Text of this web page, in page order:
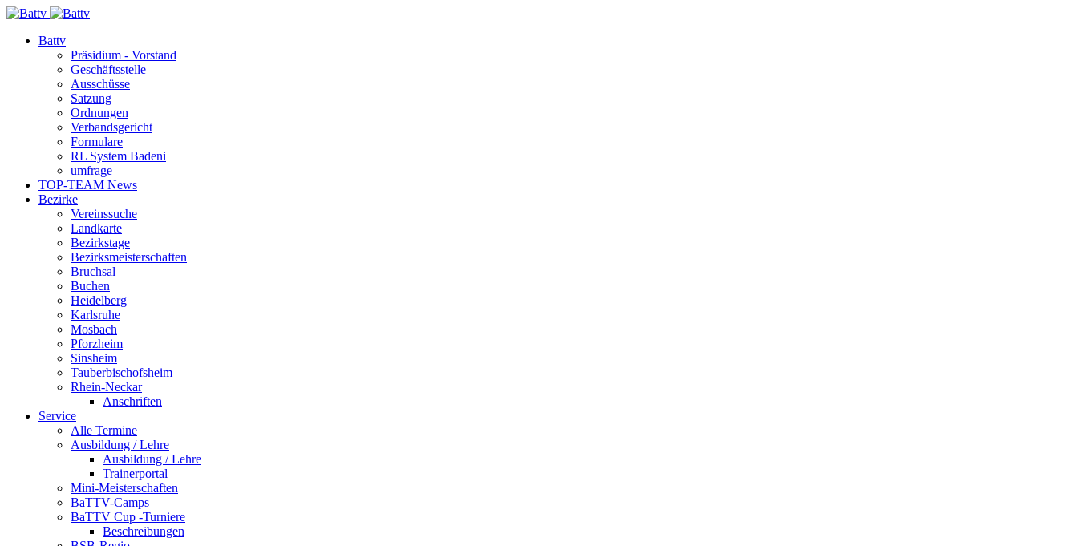
Battv
Präsidium - Vorstand
Geschäftsstelle
Ausschüsse
Satzung
Ordnungen
Verbandsgericht
Formulare
RL System Badeni
umfrage
TOP-TEAM News
Bezirke
Vereinssuche
Landkarte
Bezirkstage
Bezirksmeisterschaften
Bruchsal
Buchen
Heidelberg
Karlsruhe
Mosbach
Pforzheim
Sinsheim
Tauberbischofsheim
Rhein-Neckar
Anschriften
Service
Alle Termine
Ausbildung / Lehre
Ausbildung / Lehre
Trainerportal
Mini-Meisterschaften
BaTTV-Camps
BaTTV Cup -Turniere
Beschreibungen